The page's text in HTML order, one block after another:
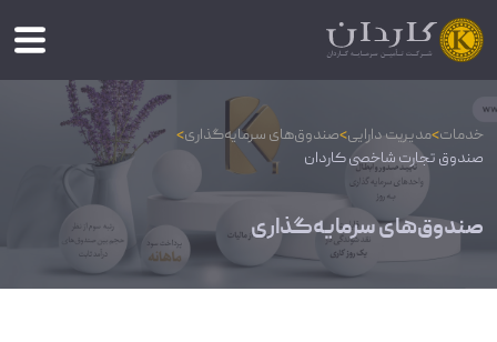
خدمات>مدیریت دارایی>صندوق‌های سرمایه‌گذاری>
صندوق تجارت شاخصی کاردان
صندوق‌های سرمایه‌گذاری